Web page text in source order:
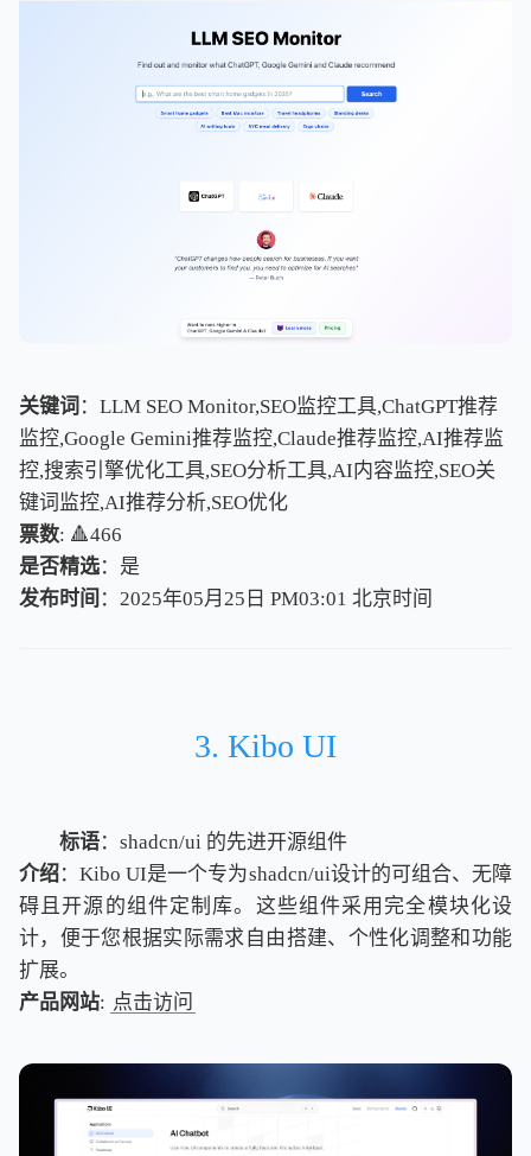
关键词 ：LLM SEO Monitor,SEO监控工具,ChatGPT推荐
监控,Google Gemini推荐监控,Claude推荐监控,AI推荐监
控,搜索引擎优化工具,SEO分析工具,AI内容监控,SEO关
键词监控,AI推荐分析,SEO优化
票数: 🔺466
是否精选：是
发布时间 ：2025年05月25日 PM03:01 北京时间
北京时间
3. Kibo UI
标语：shadcn/ui 的先进开源组件
介绍：Kibo UI是一个专为shadcn/ui设计的可组合、无障
碍且开源的组件定制库。这些组件采用完全模块化设
计，便于您根据实际需求自由搭建、个性化调整和功能
扩展。
产品网站: 点击访问